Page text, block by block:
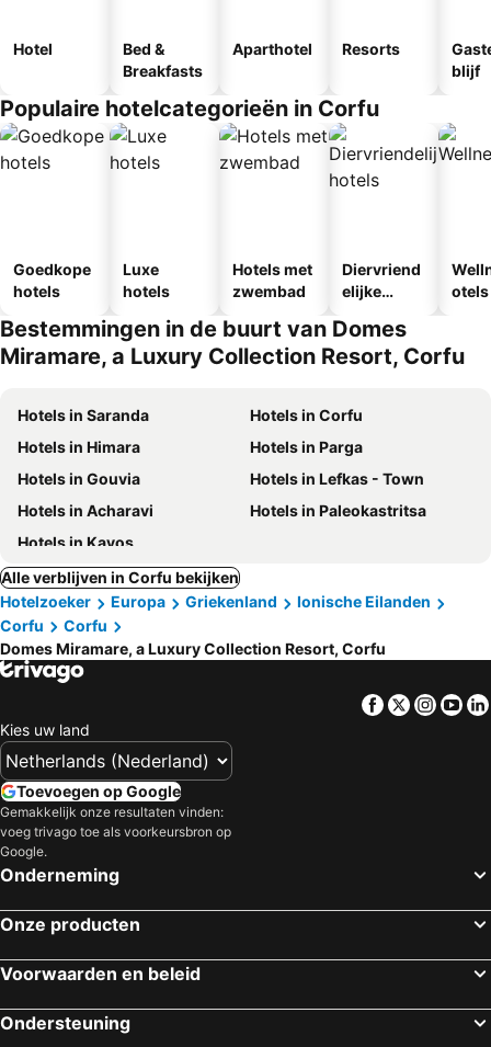
Hotel
Bed &
Breakfasts
Aparthotel Resorts
blijf
Populaire hotelcategorieën in Corfu
Goedkope
hotels
Luxe
hotels
Hotels met
zwembad
Diervriend
elijke
otels
Bestemmingen in de buurt van Domes
Miramare, a Luxury Collection Resort, Corfu
Hotels in Saranda
Hotels in Corfu
Hotels in Himara
Hotels in Parga
Hotels in Gouvia
Hotels in Lefkas - Town
Hotels in Acharavi
Hotels in Paleokastritsa
Hotels in Kavos
Alle verblijven in Corfu bekijken
Hotelzoeker
Europa Griekenland
Ionische Eilanden
Corfu
Corfu
Domes Miramare, a Luxury Collection Resort, Corfu
Facebook
Twitter
Kies uw land
Toevoegen op Google
Gemakkelijk onze resultaten vinden:
voeg trivago toe als voorkeursbron op
Google.
Onderneming
Onze producten
Voorwaarden en beleid
Ondersteuning